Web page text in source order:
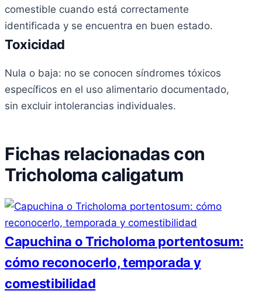
comestible cuando está correctamente
identificada y se encuentra en buen estado.
Toxicidad
Nula o baja: no se conocen síndromes tóxicos
específicos en el uso alimentario documentado,
sin excluir intolerancias individuales.
Fichas relacionadas con
Tricholoma caligatum
Capuchina o Tricholoma portentosum:
cómo reconocerlo, temporada y
comestibilidad